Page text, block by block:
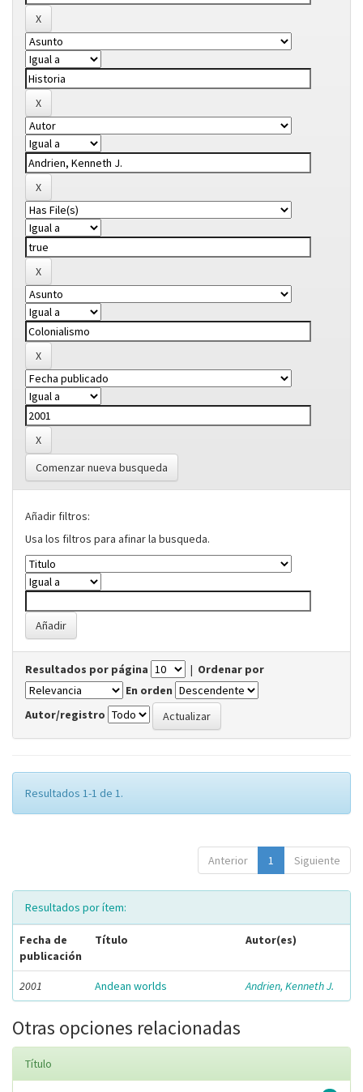
Comenzar nueva busqueda
Añadir filtros:
Usa los filtros para afinar la busqueda.
Resultados por página | Ordenar por
En orden
Autor/registro
Resultados 1-1 de 1.
Anterior 1 Siguiente
Resultados por ítem:
Fecha de
publicación
Título Autor(es)
2001 Andean worlds Andrien, Kenneth J.
Otras opciones relacionadas
Título